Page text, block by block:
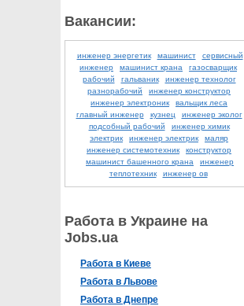
Вакансии:
инженер энергетик машинист
сервисный
инженер
машинист крана
газосварщик
рабочий
гальваник
инженер технолог
разнорабочий
инженер конструктор
инженер электроник
вальщик леса
главный инженер
кузнец
инженер эколог
подсобный рабочий
инженер химик
электрик
инженер электрик
маляр
инженер системотехник
конструктор
машинист башенного крана
инженер
теплотехник
инженер ов
Работа в Украине на
Jobs.ua
Работа в Киеве
Работа в Львове
Работа в Днепре